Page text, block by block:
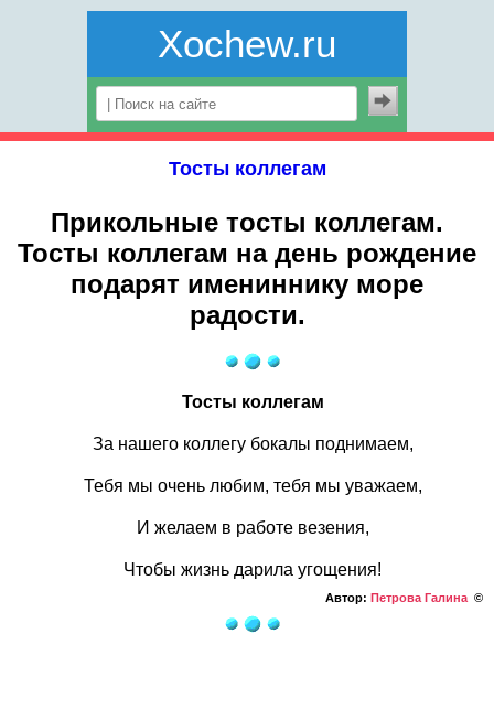
Xochew.ru
Тосты коллегам
Прикольные тосты коллегам.
Тосты коллегам на день рождение
подарят имениннику море
радости.
Тосты коллегам
За нашего коллегу бокалы поднимаем,
Тебя мы очень любим, тебя мы уважаем,
И желаем в работе везения,
Чтобы жизнь дарила угощения!
Автор: Петрова Галина ©